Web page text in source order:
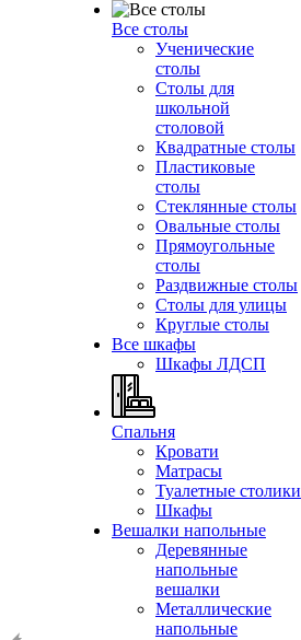
Все столы
Ученические
столы
Столы для
школьной
столовой
Квадратные столы
Пластиковые
столы
Стеклянные столы
Овальные столы
Прямоугольные
столы
Раздвижные столы
Столы для улицы
Круглые столы
Все шкафы
Шкафы ЛДСП
Спальня
Кровати
Матрасы
Туалетные столики
Шкафы
Вешалки напольные
Деревянные
напольные
вешалки
Металлические
напольные